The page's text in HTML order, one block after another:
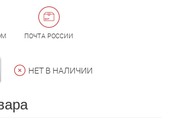
ПОЧТА РОССИИ
НЕТ В НАЛИЧИИ